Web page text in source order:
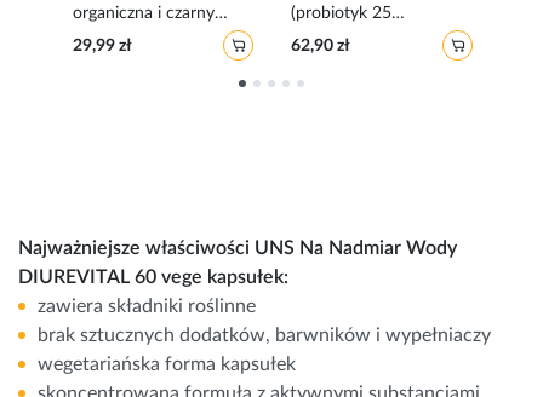
organiczna i czarny
pieprz) 60 kapsułek
29,99 zł
(probiotyk 25
szczepów) 30 kapsułek
62,90 zł
Najważniejsze właściwości UNS Na Nadmiar Wody
DIUREVITAL 60 vege kapsułek:
zawiera składniki roślinne
brak sztucznych dodatków, barwników i wypełniaczy
wegetariańska forma kapsułek